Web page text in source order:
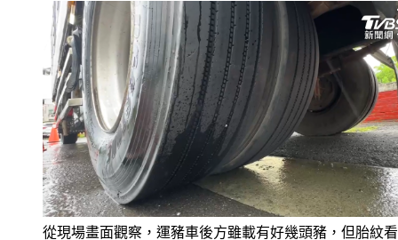
從現場畫面觀察，運豬車後方雖載有好幾頭豬，但胎紋